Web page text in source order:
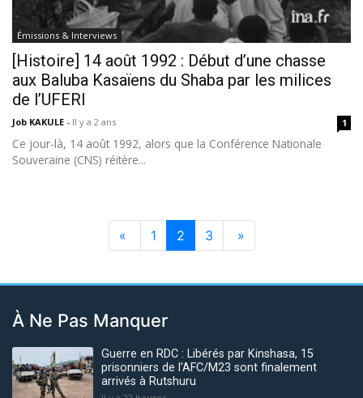
Émissions & Interviews
[Histoire] 14 août 1992 : Début d’une chasse
aux Baluba Kasaïens du Shaba par les milices
de l’UFERI
Job KAKULE - Il y a 2 ans 1
Ce jour-là, 14 août 1992, alors que la Conférence Nationale
Souveraine (CNS) réitère...
« 1 2 3 »
À Ne Pas Manquer
Guerre en RDC : Libérés par Kinshasa, 15
prisonniers de l'AFC/M23 sont finalement
arrivés à Rutshuru